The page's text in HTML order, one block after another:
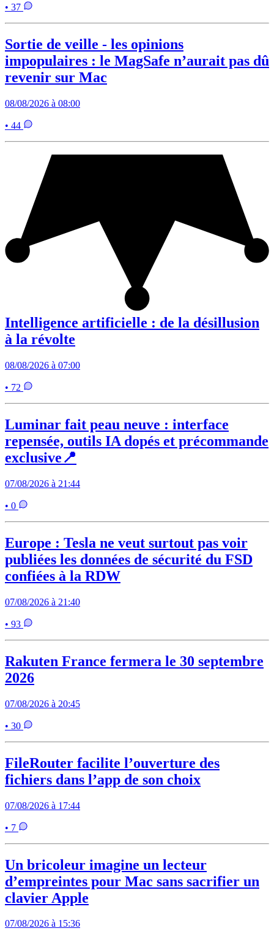
• 37
Sortie de veille - les opinions
impopulaires : le MagSafe n’aurait pas dû
revenir sur Mac
08/08/2026 à 08:00
• 44
Intelligence artificielle : de la désillusion
à la révolte
08/08/2026 à 07:00
• 72
Luminar fait peau neuve : interface
repensée, outils IA dopés et précommande
exclusive📍
07/08/2026 à 21:44
• 0
Europe : Tesla ne veut surtout pas voir
publiées les données de sécurité du FSD
confiées à la RDW
07/08/2026 à 21:40
• 93
Rakuten France fermera le 30 septembre
2026
07/08/2026 à 20:45
• 30
FileRouter facilite l’ouverture des
fichiers dans l’app de son choix
07/08/2026 à 17:44
• 7
Un bricoleur imagine un lecteur
d’empreintes pour Mac sans sacrifier un
clavier Apple
07/08/2026 à 15:36